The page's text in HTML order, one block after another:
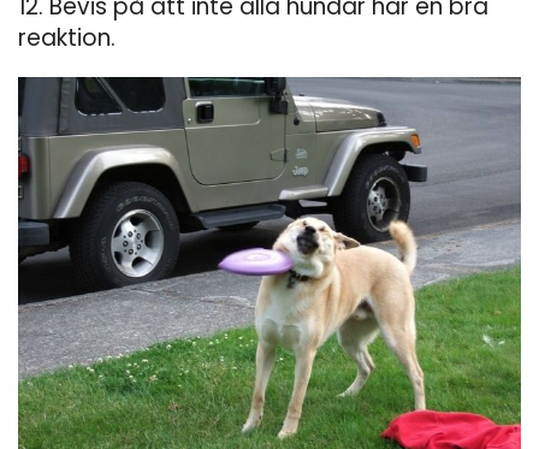
12. Bevis på att inte alla hundar har en bra
reaktion.